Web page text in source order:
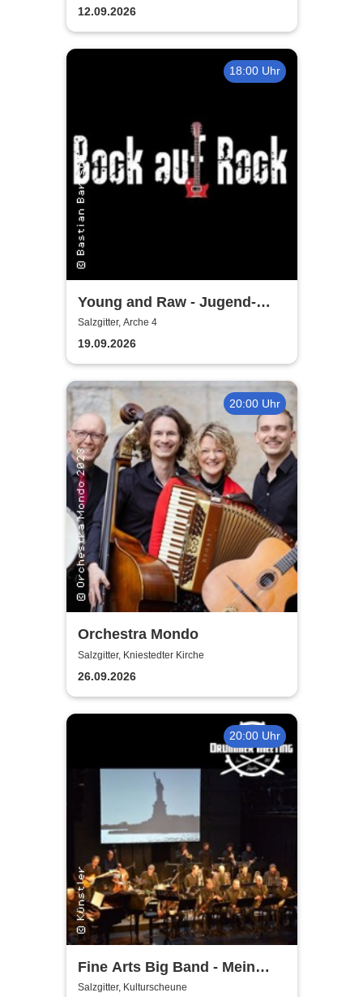
12.09.2026
18:00 Uhr
Young and Raw - Jugend-
Konzert
Salzgitter, Arche 4
19.09.2026
20:00 Uhr
Orchestra Mondo
Salzgitter, Kniestedter Kirche
26.09.2026
20:00 Uhr
Fine Arts Big Band - Mein
amerikanischer Traum - True
Salzgitter, Kulturscheune